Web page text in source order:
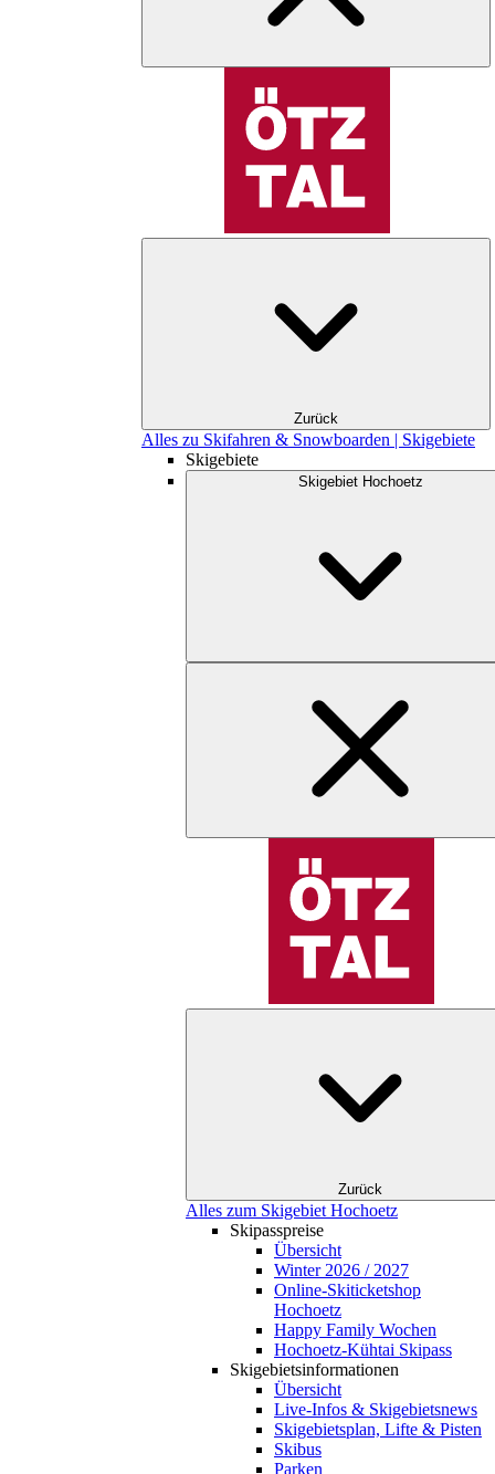
Zurück
Alles zu Skifahren & Snowboarden | Skigebiete
Skigebiete
Skigebiet Hochoetz
Zurück
Alles zum Skigebiet Hochoetz
Skipasspreise
Übersicht
Winter 2026 / 2027
Online-Skiticketshop
Hochoetz
Happy Family Wochen
Hochoetz-Kühtai Skipass
Skigebietsinformationen
Übersicht
Live-Infos & Skigebietsnews
Skigebietsplan, Lifte & Pisten
Skibus
Parken